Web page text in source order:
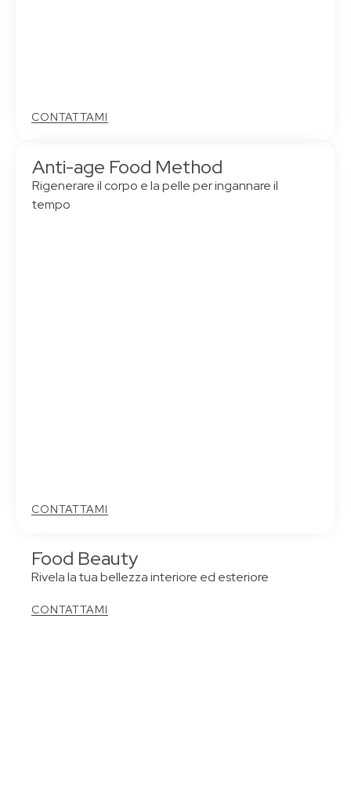
CONTATTAMI
Anti-age Food Method
Rigenerare il corpo e la pelle per ingannare il
tempo
CONTATTAMI
Food Beauty
Rivela la tua bellezza interiore ed esteriore
CONTATTAMI